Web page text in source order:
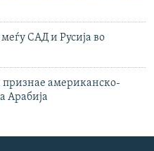
САД и Русија во
признае американско-
Арабија